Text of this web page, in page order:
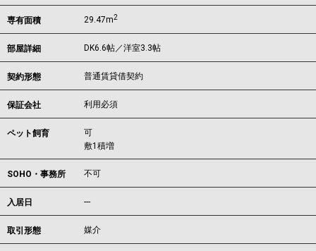
専有面積 29.47m2
部屋詳細 DK6.6帖／洋室3.3帖
契約形態 普通賃貸借契約
保証会社 利用必須
ペット飼育
可
敷1積増
SOHO・事務所 不可
入居日 ---
取引形態 媒介